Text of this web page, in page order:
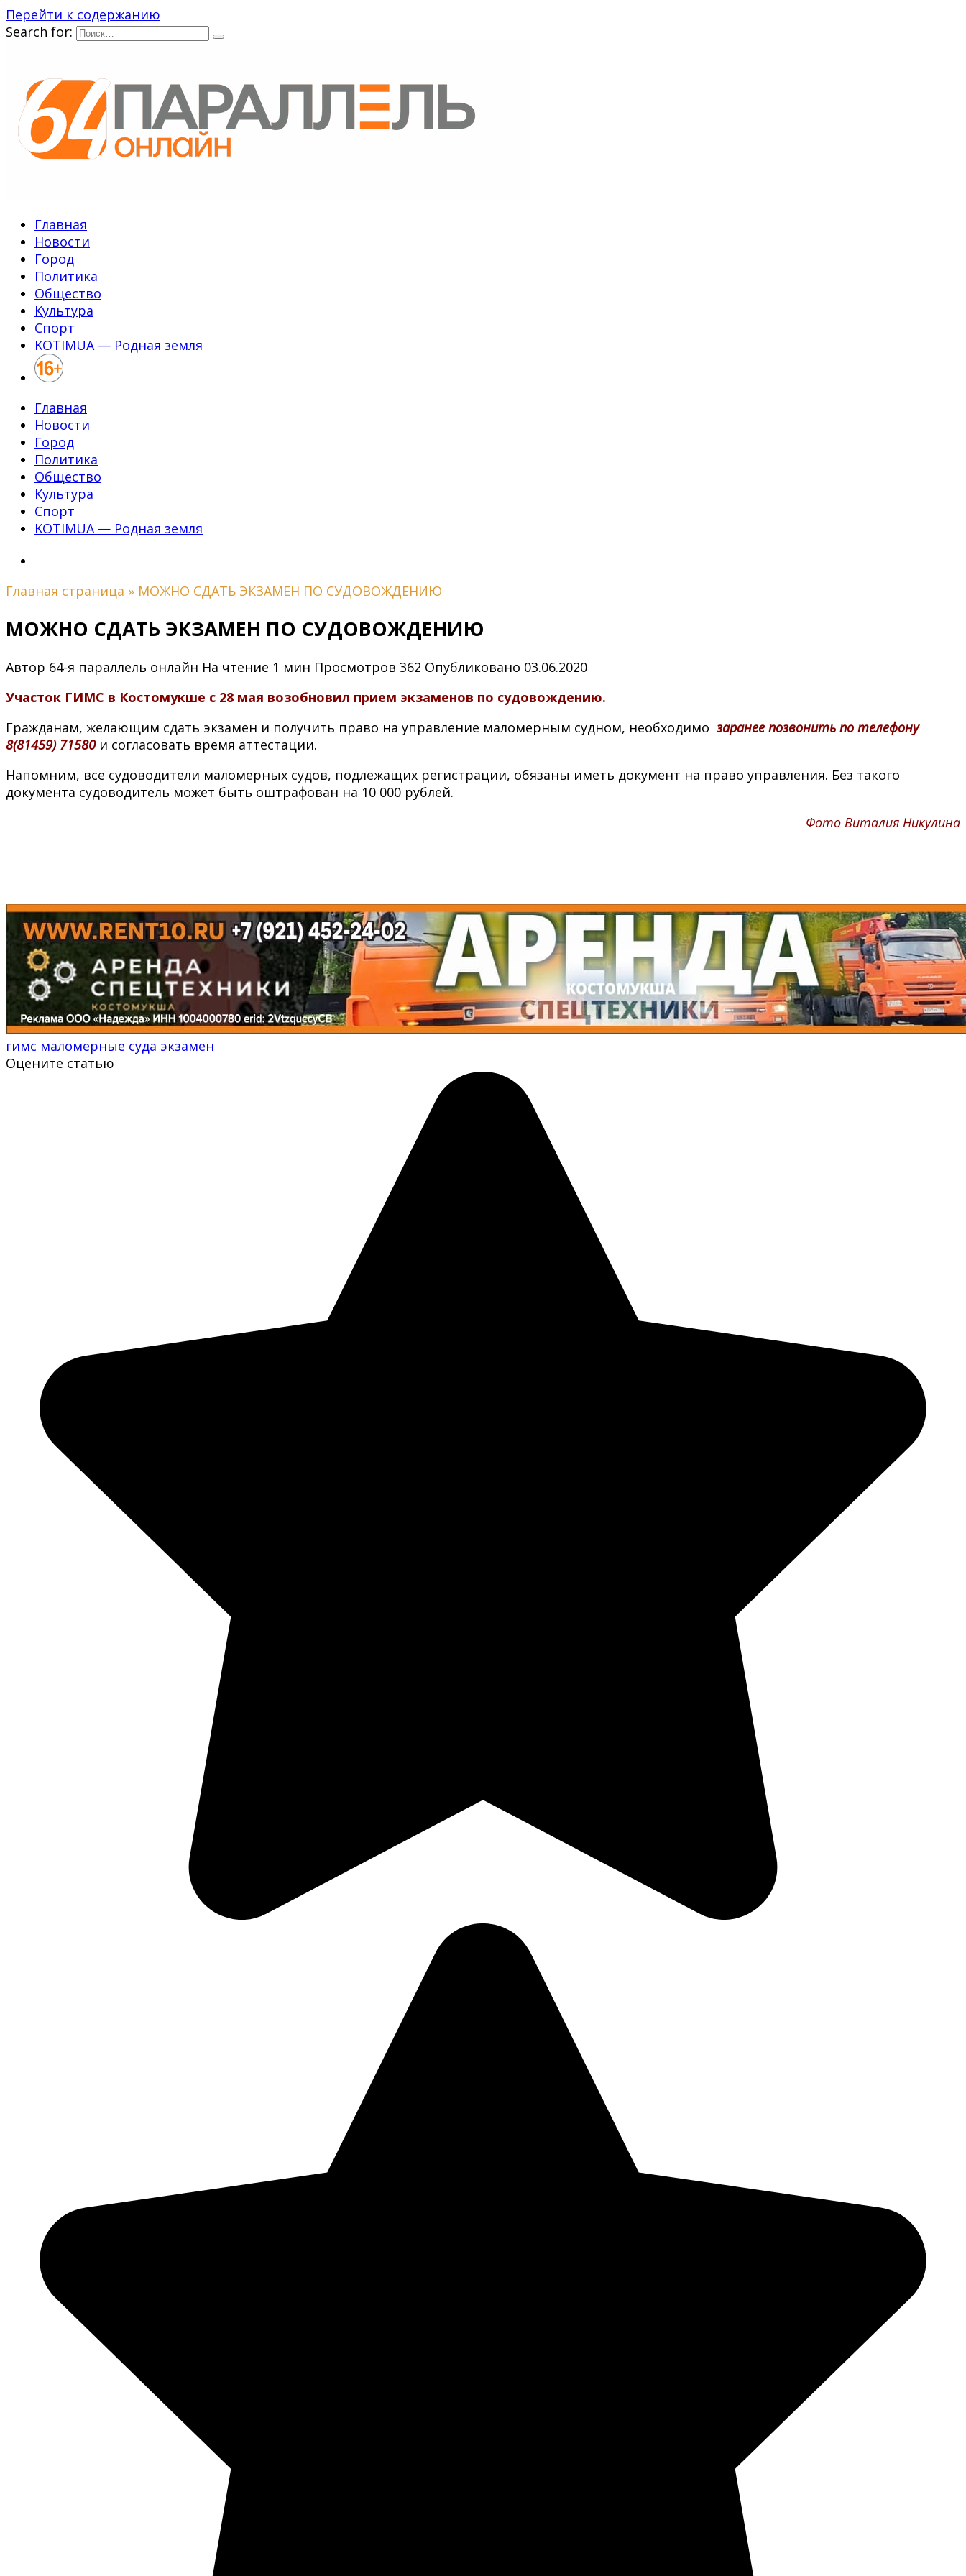
Перейти к содержанию
Search for:
Главная
Новости
Город
Политика
Общество
Культура
Спорт
KOTIMUA — Родная земля
Главная
Новости
Город
Политика
Общество
Культура
Спорт
KOTIMUA — Родная земля
Главная страница » МОЖНО СДАТЬ ЭКЗАМЕН ПО СУДОВОЖДЕНИЮ
МОЖНО СДАТЬ ЭКЗАМЕН ПО СУДОВОЖДЕНИЮ
Автор 64-я параллель онлайн На чтение 1 мин Просмотров 362 Опубликовано 03.06.2020
Участок ГИМС в Костомукше с 28 мая возобновил прием экзаменов по судовождению.
Гражданам, желающим сдать экзамен и получить право на управление маломерным судном, необходимо заранее позвонить по телефону
8(81459) 71580и согласовать время аттестации.
Напомним, все судоводители маломерных судов, подлежащих регистрации, обязаны иметь документ на право управления. Без такого
документа судоводитель может быть оштрафован на 10 000 рублей.
Фото Виталия Никулина
гимс маломерные суда экзамен
Оцените статью